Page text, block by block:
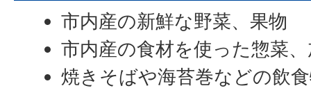
市内産の新鮮な野菜、果物
市内産の食材を使った惣菜
焼きそばや海苔巻などの飲